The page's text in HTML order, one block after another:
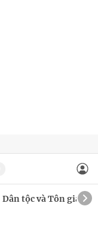
Dân tộc và Tôn giáo